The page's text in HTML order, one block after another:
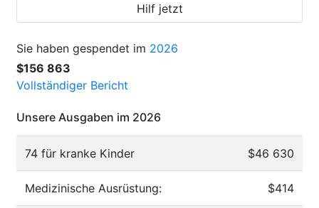
Hilf jetzt
Sie haben gespendet im 2026
$156 863
Vollständiger Bericht
Unsere Ausgaben im 2026
74 für kranke Kinder $46 630
Medizinische Ausrüstung: $414